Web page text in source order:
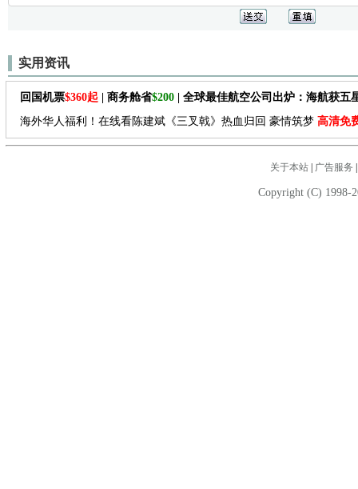
实用资讯
回国机票$360起 | 商务舱省$200 | 全球最佳航空公司出炉：海航获五
海外华人福利！在线看陈建斌《三叉戟》热血归回 豪情筑梦 高清免
关于本站| 广告服务
Copyright (C) 1998-